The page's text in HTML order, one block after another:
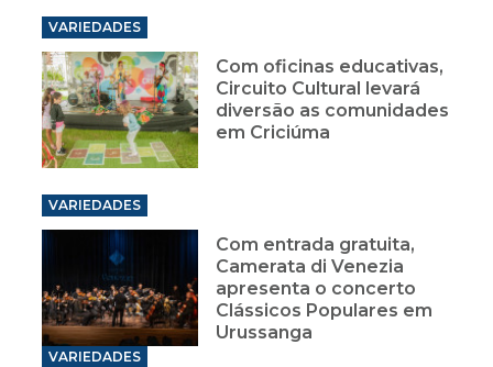
VARIEDADES
Com oficinas educativas,
Circuito Cultural levará
diversão as comunidades
em Criciúma
VARIEDADES
Com entrada gratuita,
Camerata di Venezia
apresenta o concerto
Clássicos Populares em
Urussanga
VARIEDADES